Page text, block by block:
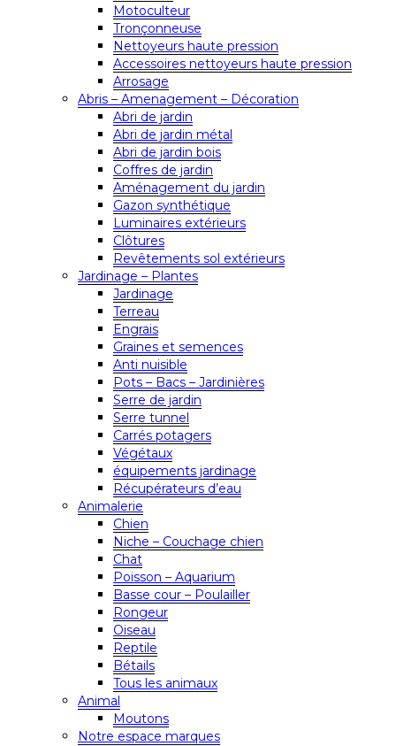
Motoculteur
Tronçonneuse
Nettoyeurs haute pression
Accessoires nettoyeurs haute pression
Arrosage
Abris – Amenagement – Décoration
Abri de jardin
Abri de jardin métal
Abri de jardin bois
Coffres de jardin
Aménagement du jardin
Gazon synthétique
Luminaires extérieurs
Clôtures
Revêtements sol extérieurs
Jardinage – Plantes
Jardinage
Terreau
Engrais
Graines et semences
Anti nuisible
Pots – Bacs – Jardinières
Serre de jardin
Serre tunnel
Carrés potagers
Végétaux
équipements jardinage
Récupérateurs d’eau
Animalerie
Chien
Niche – Couchage chien
Chat
Poisson – Aquarium
Basse cour – Poulailler
Rongeur
Oiseau
Reptile
Bétails
Tous les animaux
Animal
Moutons
Notre espace marques